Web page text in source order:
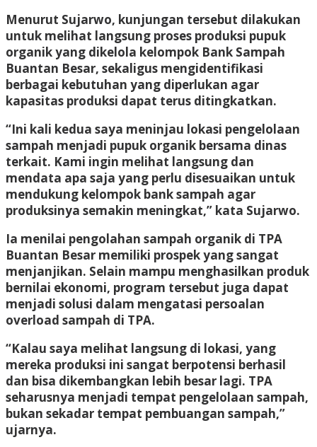
Menurut Sujarwo, kunjungan tersebut dilakukan
untuk melihat langsung proses produksi pupuk
organik yang dikelola kelompok Bank Sampah
Buantan Besar, sekaligus mengidentifikasi
berbagai kebutuhan yang diperlukan agar
kapasitas produksi dapat terus ditingkatkan.
“Ini kali kedua saya meninjau lokasi pengelolaan
sampah menjadi pupuk organik bersama dinas
terkait. Kami ingin melihat langsung dan
mendata apa saja yang perlu disesuaikan untuk
mendukung kelompok bank sampah agar
produksinya semakin meningkat,” kata Sujarwo.
Ia menilai pengolahan sampah organik di TPA
Buantan Besar memiliki prospek yang sangat
menjanjikan. Selain mampu menghasilkan produk
bernilai ekonomi, program tersebut juga dapat
menjadi solusi dalam mengatasi persoalan
overload sampah di TPA.
“Kalau saya melihat langsung di lokasi, yang
mereka produksi ini sangat berpotensi berhasil
dan bisa dikembangkan lebih besar lagi. TPA
seharusnya menjadi tempat pengelolaan sampah,
bukan sekadar tempat pembuangan sampah,”
ujarnya.